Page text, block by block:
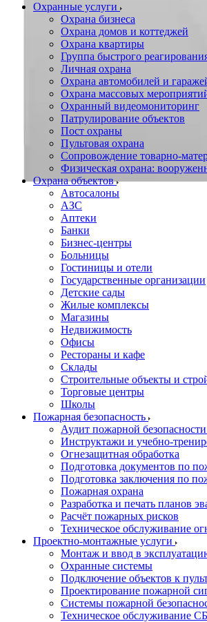
Охранные услуги
Охрана бизнеса
Охрана домов и коттеджей
Охрана квартиры
Группа быстрого
Личная охрана
Охрана автомобилей и
Охрана массовых
Охранный видеомониторинг
Патрулирование объектов
Пост охраны
Пультовая охрана
Сопровождение товарно-
Физическая охрана:
Охрана объектов
Автосалоны
АЗС
Аптеки
Банки
Бизнес-центры
Больницы
Гостиницы и отели
Государственные организации
Детские сады
Жилые комплексы
Магазины
Недвижимость
Офисы
Рестораны и кафе
Склады
Строительные объекты и
Торговые центры
Школы
Пожарная безопасность
Аудит пожарной безопасности
Инструктажи и учебно-
Огнезащитная обработка
Подготовка документов по
Подготовка заключения по
Пожарная охрана
Разработка и печать планов
Расчёт пожарных рисков
Техническое обслуживание
Проектно-монтажные услуги
Монтаж и ввод в
Охранные системы
Подключение объектов к
Проектирование пожарной
Системы пожарной
Техническое обслуживание СБ